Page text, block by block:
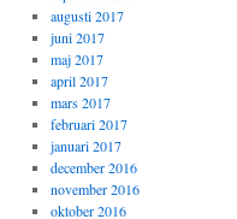
augusti 2017
juni 2017
maj 2017
april 2017
mars 2017
februari 2017
januari 2017
december 2016
november 2016
oktober 2016